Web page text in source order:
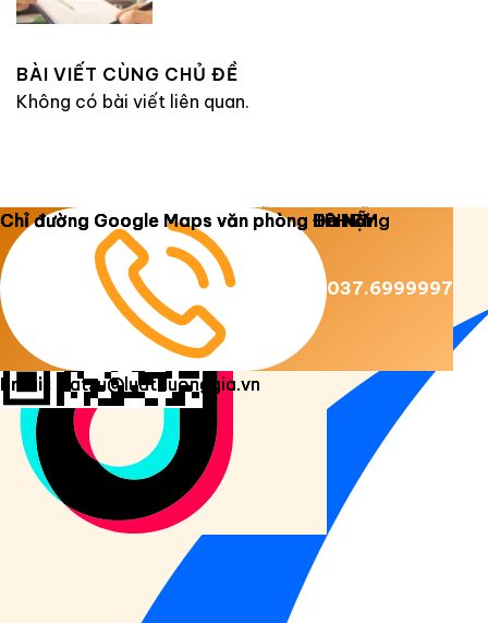
BÀI VIẾT CÙNG CHỦ ĐỀ
Không có bài viết liên quan.
Copyright 2026 © Luật Dương Gia